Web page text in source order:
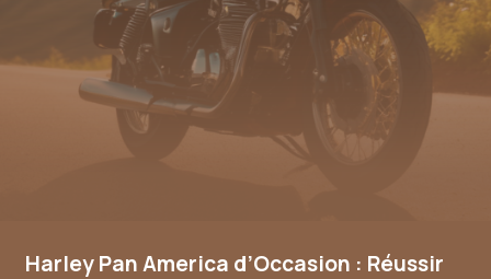
Harley Pan America d’Occasion : Réussir